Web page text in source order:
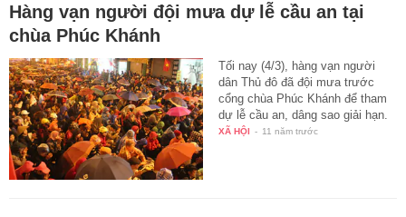
Hàng vạn người đội mưa dự lễ cầu an tại
chùa Phúc Khánh
Tối nay (4/3), hàng vạn người
dân Thủ đô đã đội mưa trước
cổng chùa Phúc Khánh để tham
dự lễ cầu an, dâng sao giải hạn.
XÃ HỘI - 11 năm trước